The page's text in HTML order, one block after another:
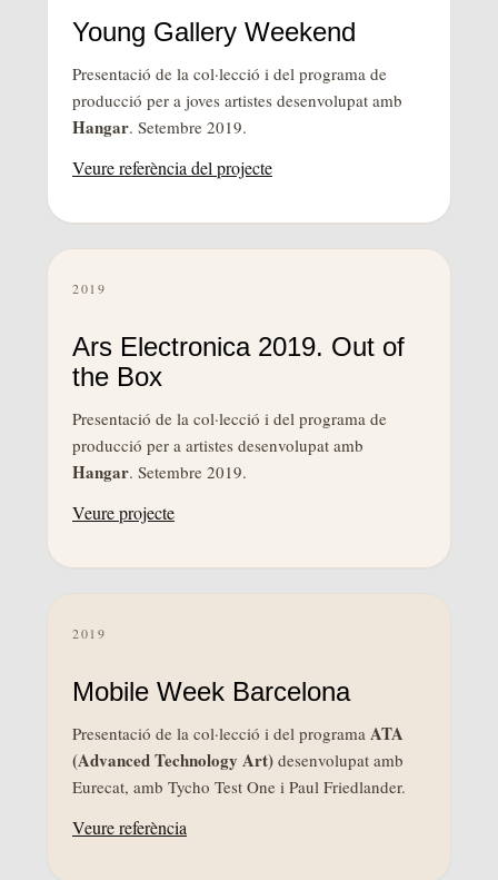
Young Gallery Weekend
Presentació de la col·lecció i del programa de
producció per a joves artistes desenvolupat amb
Hangar. Setembre 2019.
Veure referència del projecte
2019
Ars Electronica 2019. Out of
the Box
Presentació de la col·lecció i del programa de
producció per a artistes desenvolupat amb
Hangar. Setembre 2019.
Veure projecte
2019
Mobile Week Barcelona
Presentació de la col·lecció i del programa ATA
(Advanced Technology Art) desenvolupat amb
Eurecat, amb Tycho Test One i Paul Friedlander.
Veure referència